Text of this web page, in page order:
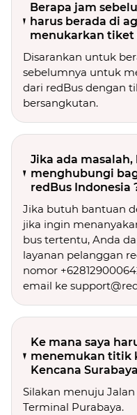
Berapa jam
harus berada di
menukarkan tiket
Disarankan untuk
sebelumnya untuk
dari redBus dengan
bersangkutan.
Jika ada
menghubungi
redBus Indonesia
Jika butuh bantuan
jika ingin
bus tertentu, Anda
layanan pelanggan
nomor
email ke
Ke mana saya
menemukan titik
Kencana
Silakan menuju
Terminal Purabaya.